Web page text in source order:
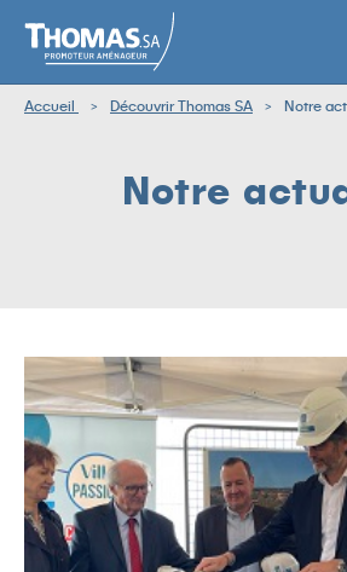
Accueil Découvrir Thomas SA Notre
Notre